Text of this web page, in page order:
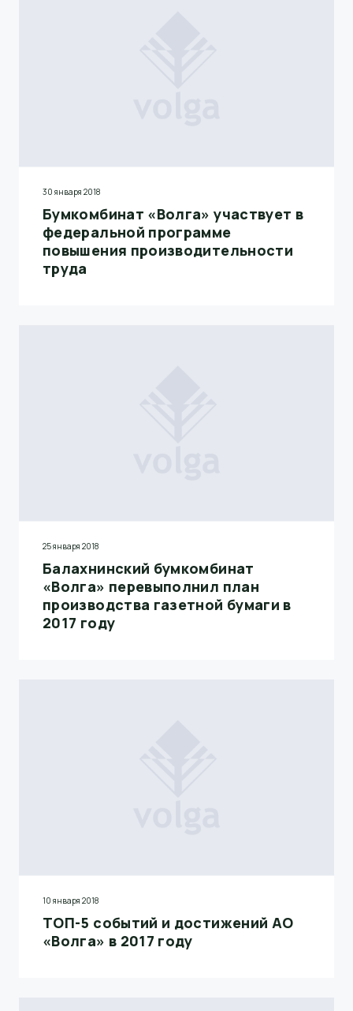
30 января 2018
Бумкомбинат «Волга» участвует в
федеральной программе
повышения производительности
труда
25 января 2018
Балахнинский бумкомбинат
«Волга» перевыполнил план
производства газетной бумаги в
2017 году
10 января 2018
ТОП-5 событий и достижений АО
«Волга» в 2017 году